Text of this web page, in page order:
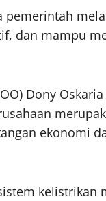
dan mampu
Dony
ekonomi
kelistrikan